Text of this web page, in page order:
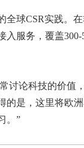
全球CSR实践。
服务，覆盖
讨论科技的价值
的是，这里将欧
。”